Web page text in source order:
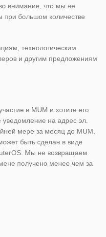
внимание, что мы не
большом количестве
технологическим
и другим предложениям
в MUM и хотите его
уведомление на адрес эл.
мере за месяц до MUM.
быть сделан в виде
Мы не возвращаем
получено менее чем за